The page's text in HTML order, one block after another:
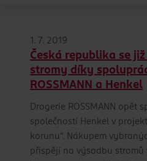
1. 7. 2019
Česká republika se
stromy díky
ROSSMANN a Henkel
Drogerie ROSSMANN opět
společností Henkel v
korunu“. Nákupem
přispějí na výsadbu stromů